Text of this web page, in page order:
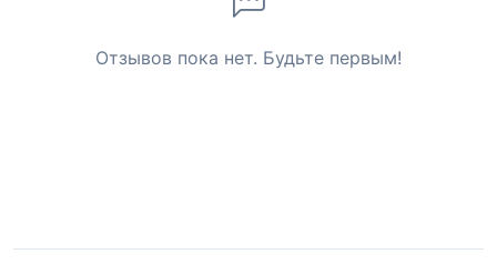
Отзывов пока нет. Будьте первым!